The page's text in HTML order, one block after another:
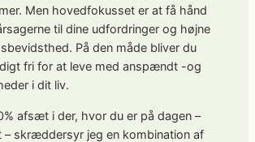
Men hovedfokusset er at få hånd
til dine udfordringer og højne
På den måde bliver du
fri for at leve med anspændt -og
i dit liv.
afsæt i der, hvor du er på dagen –
– skræddersyr jeg en kombination af